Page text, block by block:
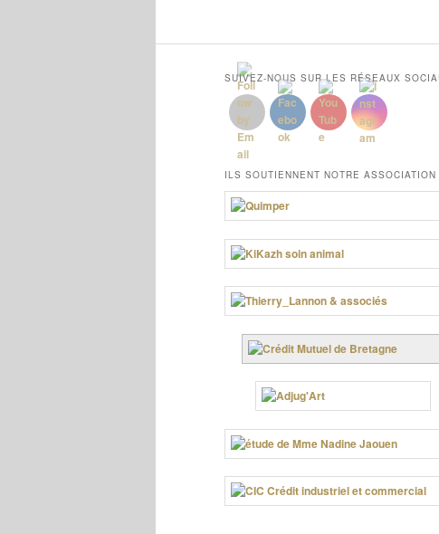
SUIVEZ-NOUS SUR LES RÉSEAUX
ILS SOUTIENNENT NOTRE ASSOCIATION